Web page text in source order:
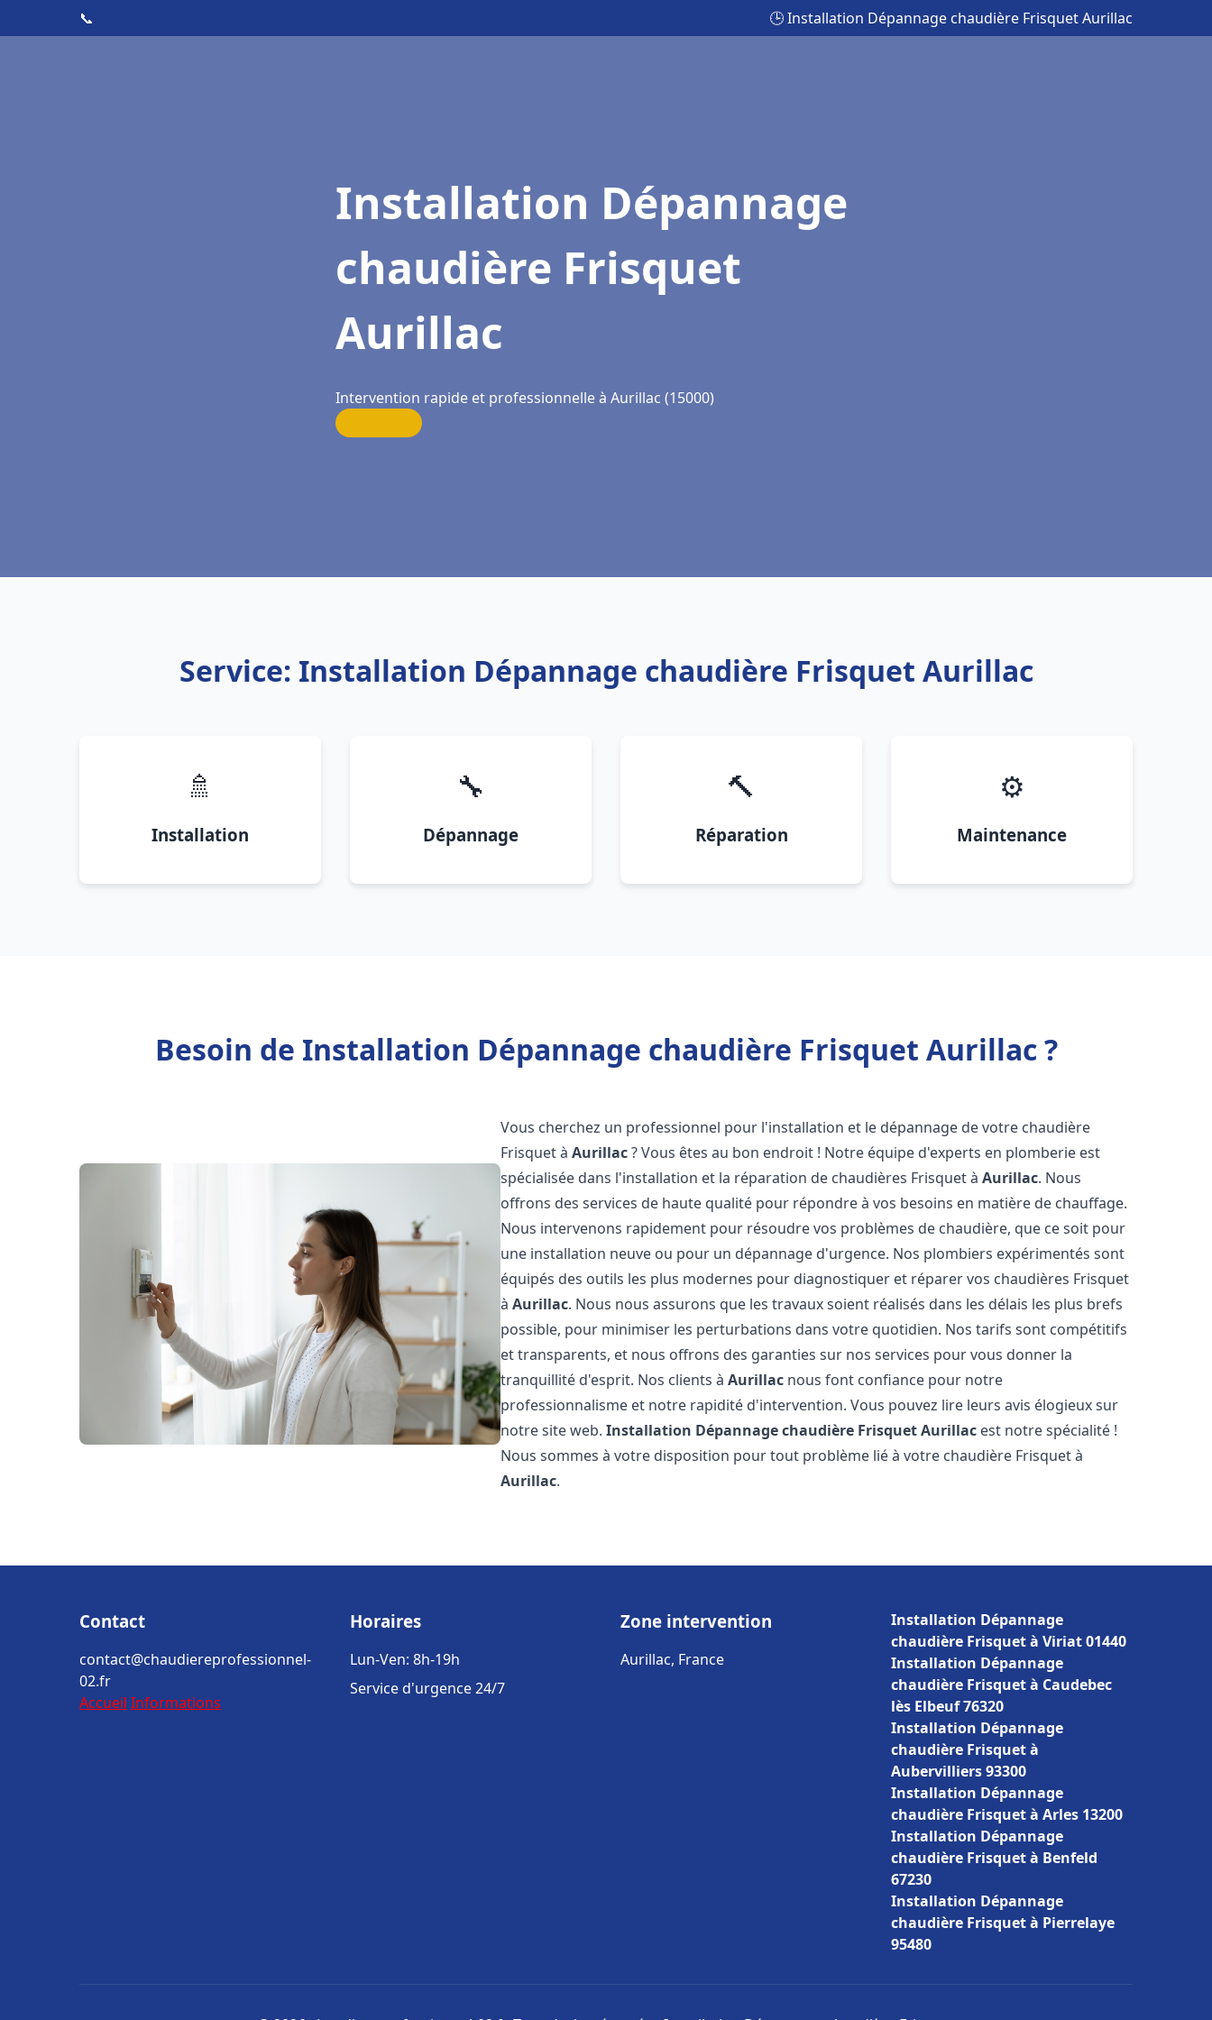
📞 🕒 Installation Dépannage chaudière Frisquet Aurillac
Installation Dépannage
chaudière Frisquet
Aurillac
Intervention rapide et professionnelle à Aurillac (15000)
Service: Installation Dépannage chaudière Frisquet Aurillac
🚿
Installation
🔧
Dépannage
🔨
Réparation
⚙️
Maintenance
Besoin de Installation Dépannage chaudière Frisquet Aurillac ?
Vous cherchez un professionnel pour l'installation et le dépannage de votre chaudière
Frisquet àAurillac? Vous êtes au bon endroit ! Notre équipe d'experts en plomberie est
spécialisée dans l'installation et la réparation de chaudières Frisquet àAurillac. Nous
offrons des services de haute qualité pour répondre à vos besoins en matière de chauffage.
Nous intervenons rapidement pour résoudre vos problèmes de chaudière, que ce soit pour
une installation neuve ou pour un dépannage d'urgence. Nos plombiers expérimentés sont
équipés des outils les plus modernes pour diagnostiquer et réparer vos chaudières Frisquet
àAurillac. Nous nous assurons que les travaux soient réalisés dans les délais les plus brefs
possible, pour minimiser les perturbations dans votre quotidien. Nos tarifs sont compétitifs
et transparents, et nous offrons des garanties sur nos services pour vous donner la
tranquillité d'esprit. Nos clients àAurillac nous font confiance pour notre
professionnalisme et notre rapidité d'intervention. Vous pouvez lire leurs avis élogieux sur
notre site web.Installation Dépannage chaudière FrisquetAurillac est notre spécialité !
Nous sommes à votre disposition pour tout problème lié à votre chaudière Frisquet à
Aurillac.
Contact
contact@chaudiereprofessionnel-
02.fr
Accueil Informations
Horaires
Lun-Ven: 8h-19h
Service d'urgence 24/7
Zone intervention
Aurillac, France
Installation Dépannage
chaudière Frisquet à Viriat 01440
Installation Dépannage
chaudière Frisquet à Caudebec
lès Elbeuf 76320
Installation Dépannage
chaudière Frisquet à
Aubervilliers 93300
Installation Dépannage
chaudière Frisquet à Arles 13200
Installation Dépannage
chaudière Frisquet à Benfeld
67230
Installation Dépannage
chaudière Frisquet à Pierrelaye
95480